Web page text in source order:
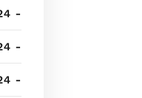
-
-
-